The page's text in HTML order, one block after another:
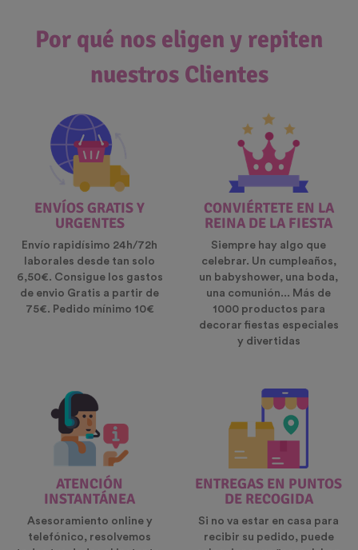
Por qué nos eligen y repiten
nuestros Clientes
ENVÍOS GRATIS Y
URGENTES
Envío rapidísimo 24h/72h
laborales desde tan solo
6,50€. Consigue los gastos
de envio Gratis a partir de
75€. Pedido mínimo 10€
CONVIÉRTETE EN LA
REINA DE LA FIESTA
Siempre hay algo que
celebrar. Un cumpleaños,
un babyshower, una boda,
una comunión... Más de
1000 productos para
decorar fiestas especiales
y divertidas
ATENCIÓN
INSTANTÁNEA
Asesoramiento online y
telefónico, resolvemos
ENTREGAS EN PUNTOS
DE RECOGIDA
Si no va estar en casa para
recibir su pedido, puede